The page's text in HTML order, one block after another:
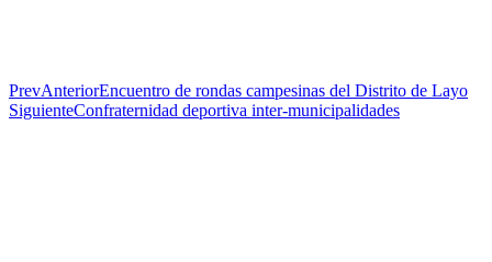
PrevAnteriorEncuentro de rondas campesinas del Distrito de Layo
SiguienteConfraternidad deportiva inter-municipalidades